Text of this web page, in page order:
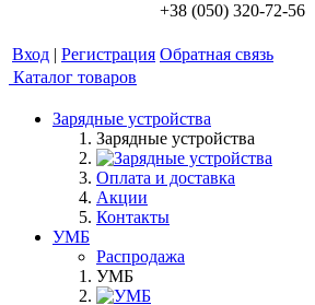
+38 (050) 320-72-56
Вход | Регистрация Обратная связь
Каталог товаров
Зарядные устройства
Зарядные устройства
Оплата и доставка
Акции
Контакты
УМБ
Распродажа
УМБ